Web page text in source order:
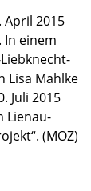
April 2015
In einem
Lisa Mahlke
Juli 2015
Lienau­
(MOZ)